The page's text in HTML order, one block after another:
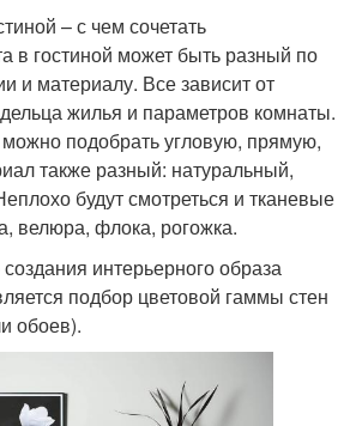
– с чем сочетать
в гостиной может быть разный по
и материалу. Все зависит от
жилья и параметров комнаты.
подобрать угловую, прямую,
также разный: натуральный,
будут смотреться и тканевые
велюра, флока, рогожка.
интерьерного образа
подбор цветовой гаммы стен
обоев).